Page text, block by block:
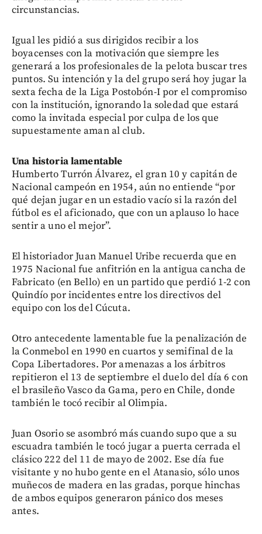
circunstancias.
Igual les pidió a sus dirigidos recibir a los
boyacenses con la motivación que siempre les
generará a los profesionales de la pelota buscar tres
puntos. Su intención y la del grupo será hoy jugar la
sexta fecha de la Liga Postobón-I por el compromiso
con la institución, ignorando la soledad que estará
como la invitada especial por culpa de los que
supuestamente aman al club.
Una historia lamentable
Humberto Turrón Álvarez, el gran 10 y capitán de
Nacional campeón en 1954, aún no entiende “por
qué dejan jugar en un estadio vacío si la razón del
fútbol es el aficionado, que con un aplauso lo hace
sentir a uno el mejor”.
El historiador Juan Manuel Uribe recuerda que en
1975 Nacional fue anfitrión en la antigua cancha de
Fabricato (en Bello) en un partido que perdió 1-2 con
Quindío por incidentes entre los directivos del
equipo con los del Cúcuta.
Otro antecedente lamentable fue la penalización de
la Conmebol en 1990 en cuartos y semifinal de la
Copa Libertadores. Por amenazas a los árbitros
repitieron el 13 de septiembre el duelo del día 6 con
el brasileño Vasco da Gama, pero en Chile, donde
también le tocó recibir al Olimpia.
Juan Osorio se asombró más cuando supo que a su
escuadra también le tocó jugar a puerta cerrada el
clásico 222 del 11 de mayo de 2002. Ese día fue
visitante y no hubo gente en el Atanasio, sólo unos
muñecos de madera en las gradas, porque hinchas
de ambos equipos generaron pánico dos meses
antes.